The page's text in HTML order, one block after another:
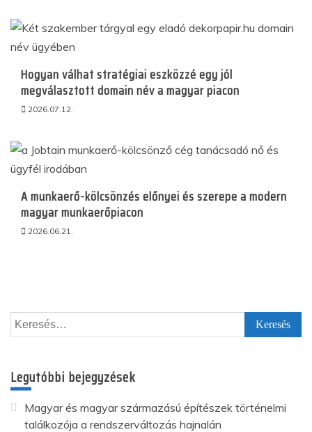
Hogyan válhat stratégiai eszközzé egy jól
megválasztott domain név a magyar piacon
2026.07.12.
A munkaerő-kölcsönzés előnyei és szerepe a modern
magyar munkaerőpiacon
2026.06.21.
Keresés:
Legutóbbi bejegyzések
Magyar és magyar származású építészek történelmi
találkozója a rendszerváltozás hajnalán